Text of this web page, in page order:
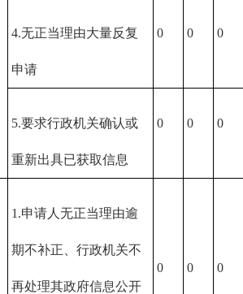
4.无正当理由大量反复
申请
0 0 0
5.要求行政机关确认或
重新出具已获取信息
0 0 0
1.申请人无正当理由逾
期不补正、行政机关不
再处理其政府信息公开
0 0 0